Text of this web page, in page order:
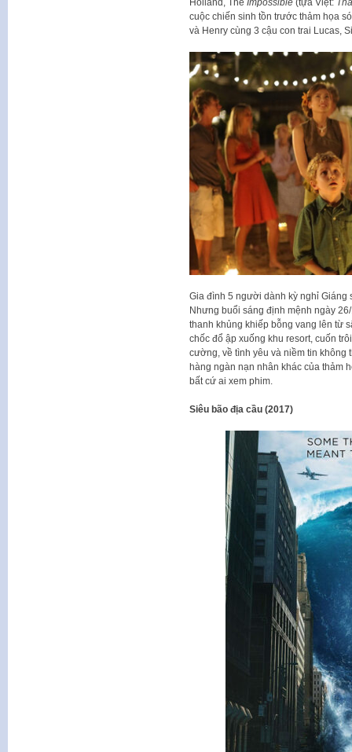
Holland, The Impossible(tựa Việt:
cuộc chiến sinh tồn trước thảm họa
và Henry cùng 3 cậu con trai Lucas,
Gia đình 5 người dành kỳ nghỉ Giáng
Nhưng buổi sáng định mệnh ngày
thanh khủng khiếp bỗng vang lên từ
chốc đổ ập xuống khu resort, cuốn
cường, về tình yêu và niềm tin
hàng ngàn nạn nhân khác của thảm
bất cứ ai xem phim.
Siêu bão địa cầu (2017)